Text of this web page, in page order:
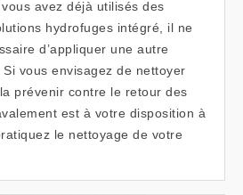
avez déjà utilisés des
hydrofuges intégré, il ne
d’appliquer une autre
Si vous envisagez de nettoyer
prévenir contre le retour des
est à votre disposition à
le nettoyage de votre